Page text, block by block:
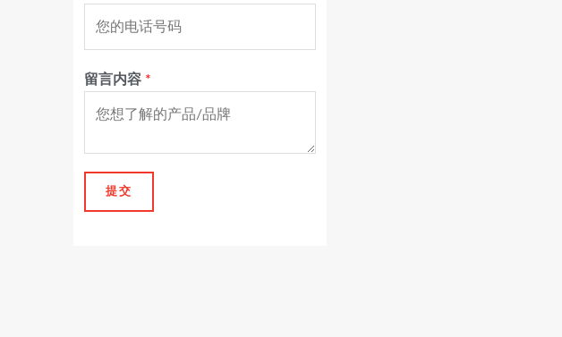
留言内容 *
提交